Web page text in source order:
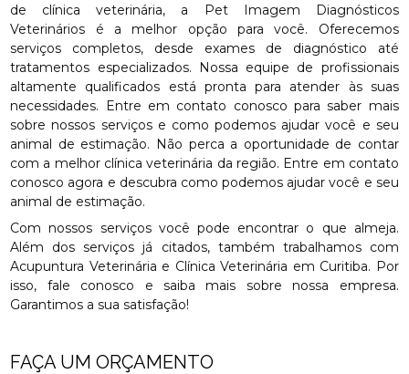
de clínica veterinária, a Pet Imagem Diagnósticos
Veterinários é a melhor opção para você. Oferecemos
serviços completos, desde exames de diagnóstico até
tratamentos especializados. Nossa equipe de profissionais
altamente qualificados está pronta para atender às suas
necessidades. Entre em contato conosco para saber mais
sobre nossos serviços e como podemos ajudar você e seu
animal de estimação. Não perca a oportunidade de contar
com a melhor clínica veterinária da região. Entre em contato
conosco agora e descubra como podemos ajudar você e seu
animal de estimação.
Com nossos serviços você pode encontrar o que almeja.
Além dos serviços já citados, também trabalhamos com
Acupuntura Veterinária e Clínica Veterinária em Curitiba. Por
isso, fale conosco e saiba mais sobre nossa empresa.
Garantimos a sua satisfação!
FAÇA UM ORÇAMENTO